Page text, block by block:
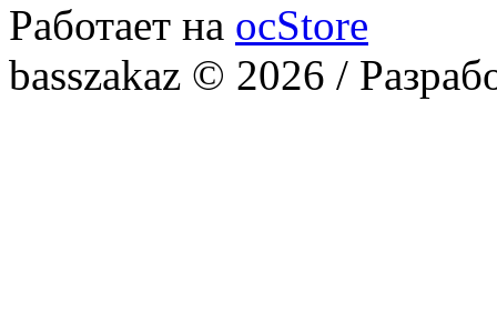
Работает на ocStore
basszakaz © 2026 /